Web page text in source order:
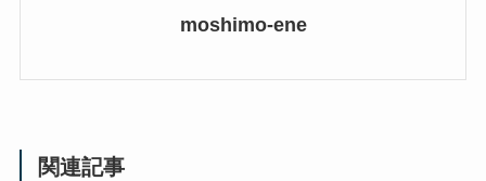
moshimo-ene
関連記事